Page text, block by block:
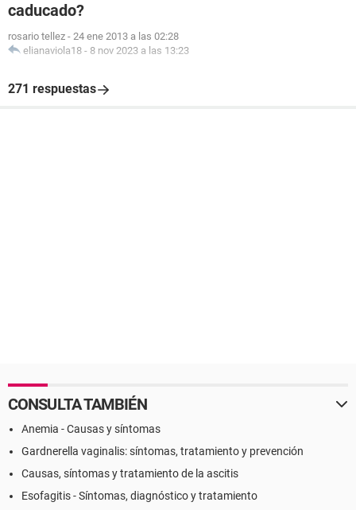
caducado?
rosario tellez - 24 ene 2013 a las 02:28
elianaviola18 - 8 nov 2023 a las 13:23
271 respuestas
CONSULTA TAMBIÉN
Anemia - Causas y síntomas
Gardnerella vaginalis: síntomas, tratamiento y prevención
Causas, síntomas y tratamiento de la ascitis
Esofagitis - Síntomas, diagnóstico y tratamiento